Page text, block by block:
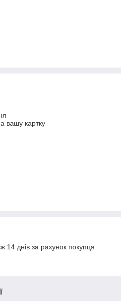
вашу картку
14 днів за рахунок покупця